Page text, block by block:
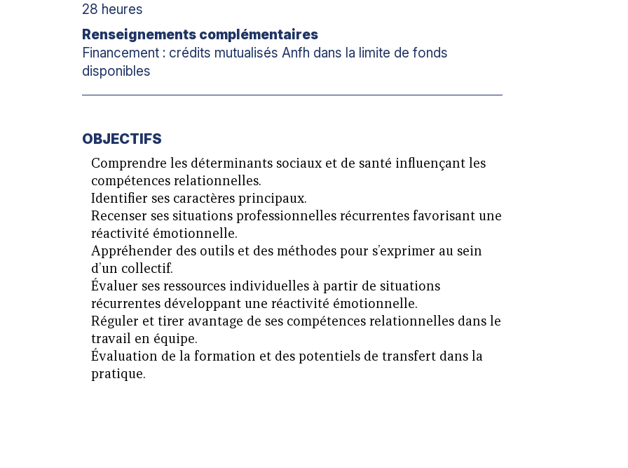
28 heures
Renseignements complémentaires
Financement : crédits mutualisés Anfh dans la limite de fonds
disponibles
OBJECTIFS
Comprendre les déterminants sociaux et de santé influençant les
compétences relationnelles.
Identifier ses caractères principaux.
Recenser ses situations professionnelles récurrentes favorisant une
réactivité émotionnelle.
Appréhender des outils et des méthodes pour s’exprimer au sein
d’un collectif.
Évaluer ses ressources individuelles à partir de situations
récurrentes développant une réactivité émotionnelle.
Réguler et tirer avantage de ses compétences relationnelles dans le
travail en équipe.
Évaluation de la formation et des potentiels de transfert dans la
pratique.